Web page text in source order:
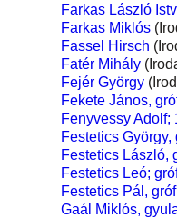
Farkas László
Farkas Miklós
Fassel Hirsch
Fatér Mihály
Fejér György
Fekete János,
Fenyvessy Adolf;
Festetics György,
Festetics László,
Festetics Leó;
Festetics Pál,
Gaál Miklós,